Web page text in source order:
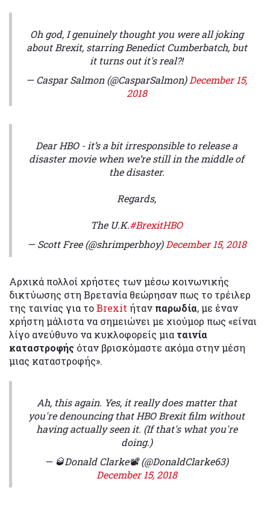
Oh god, I genuinely thought you were all joking
about Brexit, starring Benedict Cumberbatch, but
it turns out it's real?!
— Caspar Salmon (@CasparSalmon)December 15,
2018
Dear HBO - it’s a bit irresponsible to release a
disaster movie when we’re still in the middle of
the disaster.
Regards,
The U.K.#BrexitHBO
— Scott Free (@shrimperbhoy)December 15, 2018
Αρχικά πολλοί χρήστες των μέσω κοινωνικής
δικτύωσης στη Βρετανία θεώρησαν πως το τρέιλερ
της ταινίας για τοBrexitήταν παρωδία, με έναν
χρήστη μάλιστα να σημειώνει με χιούμορ πως «είναι
λίγο ανεύθυνο να κυκλοφορείς μια ταινία
καταστροφής όταν βρισκόμαστε ακόμα στην μέση
μιας καταστροφής».
Ah, this again. Yes, it really does matter that
you're denouncing that HBO Brexit film without
having actually seen it. (If that's what you're
doing.)
— 🥃Donald Clarke📽 (@DonaldClarke63)
December 15, 2018